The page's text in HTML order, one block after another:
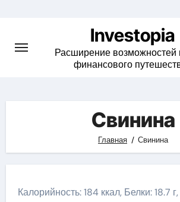
content
Investopia
Расширение возможностей
финансового
Свинина
Главная Свинина
Калорийность: 184 ккал, Белки: 18.7